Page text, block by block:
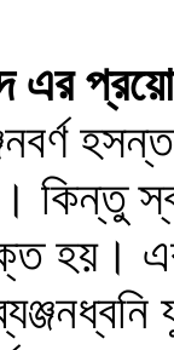
এর
কিন্তু
হয়।